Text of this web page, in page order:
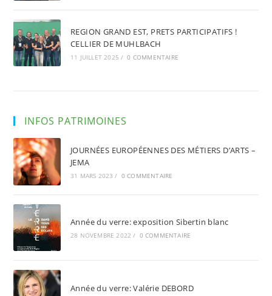
REGION GRAND EST, PRETS PARTICIPATIFS !
CELLIER DE MUHLBACH
11 JUILLET 2025 / 0 COMMENTAIRE
INFOS PATRIMOINES
JOURNÉES EUROPÉENNES DES MÉTIERS D’ARTS –
JEMA
31 MARS 2023 / 0 COMMENTAIRE
Année du verre: exposition Sibertin blanc
28 NOVEMBRE 2022 / 0 COMMENTAIRE
Année du verre: Valérie DEBORD